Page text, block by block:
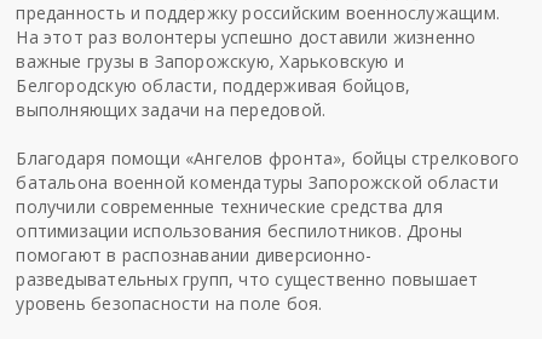
преданность и поддержку российским военнослужащим.
На этот раз волонтеры успешно доставили жизненно
важные грузы в Запорожскую, Харьковскую и
Белгородскую области, поддерживая бойцов,
выполняющих задачи на передовой.
Благодаря помощи «Ангелов фронта», бойцы стрелкового
батальона военной комендатуры Запорожской области
получили современные технические средства для
оптимизации использования беспилотников. Дроны
помогают в распознавании диверсионно-
разведывательных групп, что существенно повышает
уровень безопасности на поле боя.